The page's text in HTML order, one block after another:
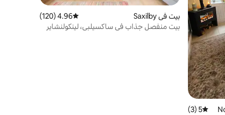
متوسط التقييم 5 من 5، 3 مراجعات
5 (3)
بيت في Saxilby متوسط التقييم 4.96 من 5، 120 مراجعات
4.96 (120)
بيت منفصل جذاب في ساكسيلبي، لينكولنشاير